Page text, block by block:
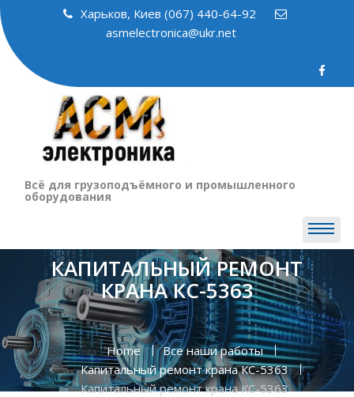
Skip
to
content
Харьков, Киев (067) 440-64-92
asmelectronica@ukr.net
Всё для грузоподъёмного и промышленного
оборудования
КАПИТАЛЬНЫЙ РЕМОНТ
КРАНА КС-5363
Home
Все наши работы
Капитальный ремонт крана КС-5363
Капитальный ремонт крана КС-5363